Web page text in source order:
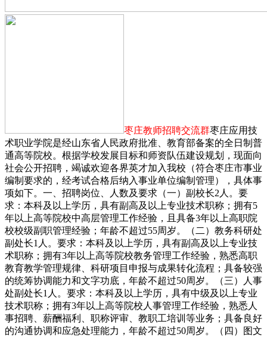
枣庄教师招聘交流群枣庄应用技
术职业学院是经山东省人民政府批准、教育部备案的全日制普
通高等院校。根据学校发展目标和师资队伍建设规划，现面向
社会公开招聘，竭诚欢迎各界英才加入我校（符合枣庄市事业
编制要求的，经考试合格后纳入事业单位编制管理），具体事
项如下。一、招聘岗位、人数及要求（一）副校长2人。要
求：本科及以上学历，具有副高及以上专业技术职称；拥有5
年以上高等院校中高层管理工作经验，且具备3年以上高职院
校校级副职管理经验；年龄不超过55周岁。（二）教务科研处
副处长1人。要求：本科及以上学历，具有副高及以上专业技
术职称；拥有3年以上高等院校教务管理工作经验，熟悉高职
教育教学管理规律、科研项目申报与成果转化流程；具备较强
的统筹协调能力和文字功底，年龄不超过50周岁。（三）人事
处副处长1人。要求：本科及以上学历，具有中级及以上专业
技术职称；拥有3年以上高等院校人事管理工作经验，熟悉人
事招聘、薪酬福利、职称评审、教职工培训等业务；具备良好
的沟通协调和应急处理能力，年龄不超过50周岁。（四）图文